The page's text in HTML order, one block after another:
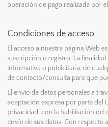
operación de pago realizada por
Condiciones de acceso
El acceso a nuestra página Web
suscripción o registro. La
informativa o publicitaria, de
de contacto/consulta para que
El envío de datos personales a
aceptación expresa por parte del
privacidad, con la habilitación del
envío de sus datos. Con respecto